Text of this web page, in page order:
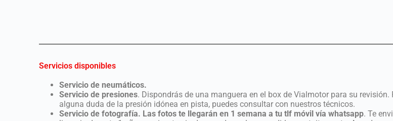
Servicios disponibles
Servicio de neumáticos.
Servicio de presiones. Dispondrás de una manguera en el box de Vialmotor para su
alguna duda de la presión idónea en pista, puedes consultar con nuestros técnicos.
Servicio de fotografía. Las fotos te llegarán en 1 semana a tu tlf móvil vía whatsapp. Te